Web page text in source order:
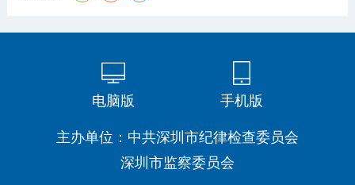
电脑版 手机版
主办单位：中共深圳市纪律检查委员会
深圳市监察委员会